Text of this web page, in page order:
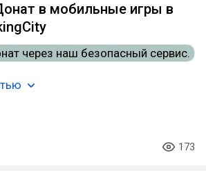
в мобильные игры в
173